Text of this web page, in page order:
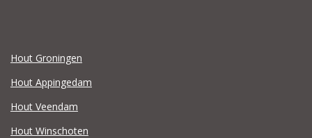
Hout Groningen
Hout Appingedam
Hout Veendam
Hout Winschoten